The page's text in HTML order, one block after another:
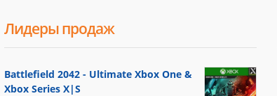
Лидеры продаж
Battlefield 2042 - Ultimate Xbox One &
Xbox Series X|S